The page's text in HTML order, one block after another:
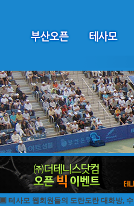
▣ 테사모 웹회원들의 도란도란 대화방,